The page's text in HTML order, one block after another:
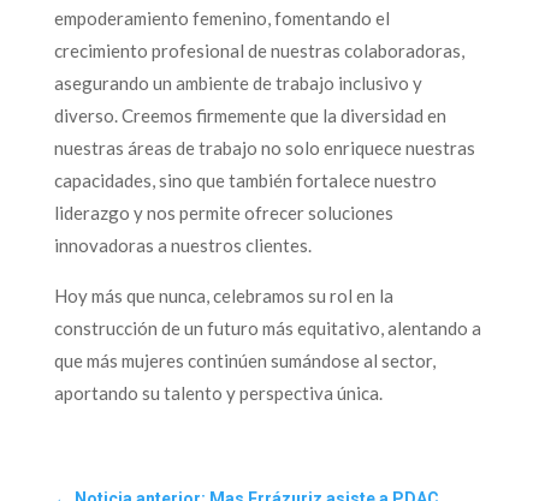
empoderamiento femenino, fomentando el
crecimiento profesional de nuestras colaboradoras,
asegurando un ambiente de trabajo inclusivo y
diverso. Creemos firmemente que la diversidad en
nuestras áreas de trabajo no solo enriquece nuestras
capacidades, sino que también fortalece nuestro
liderazgo y nos permite ofrecer soluciones
innovadoras a nuestros clientes.
Hoy más que nunca, celebramos su rol en la
construcción de un futuro más equitativo, alentando a
que más mujeres continúen sumándose al sector,
aportando su talento y perspectiva única.